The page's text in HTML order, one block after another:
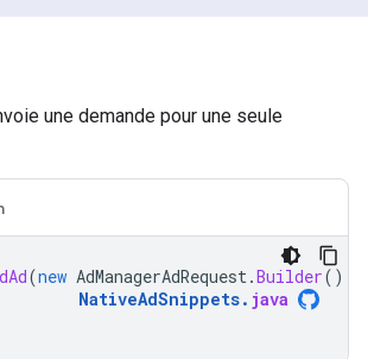
une demande pour une seule
(new AdManagerAdRequest.Builder().
NativeAdSnippets. java